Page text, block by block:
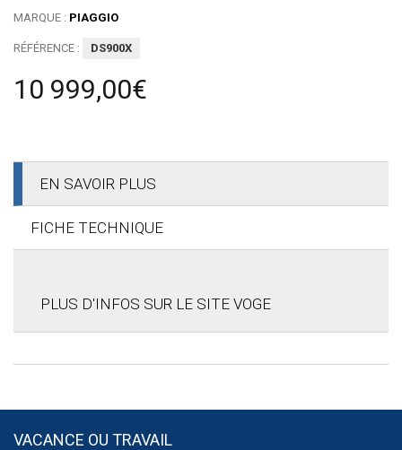
MARQUE : PIAGGIO
RÉFÉRENCE : DS900X
10 999,00€
EN SAVOIR PLUS
FICHE TECHNIQUE
PLUS D'INFOS SUR LE SITE VOGE
VACANCE OU TRAVAIL